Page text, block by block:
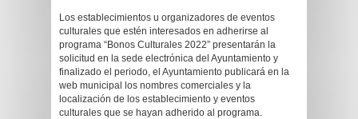
Los establecimientos u organizadores de eventos
culturales que estén interesados en adherirse al
programa “Bonos Culturales 2022” presentarán la
solicitud en la sede electrónica del Ayuntamiento y
finalizado el periodo, el Ayuntamiento publicará en la
web municipal los nombres comerciales y la
localización de los establecimiento y eventos
culturales que se hayan adherido al programa.